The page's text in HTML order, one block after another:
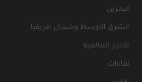
البحرين
الشرق الأوسط وشمال أفريقيا
الأخبار العالمية
لقاءات